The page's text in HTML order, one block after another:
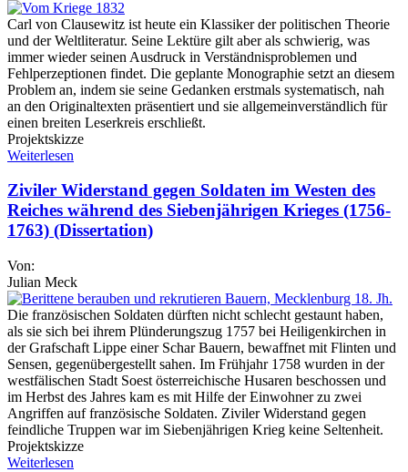
Carl von Clausewitz ist heute ein Klassiker der politischen Theorie
und der Weltliteratur. Seine Lektüre gilt aber als schwierig, was
immer wieder seinen Ausdruck in Verständnisproblemen und
Fehlperzeptionen findet. Die geplante Monographie setzt an diesem
Problem an, indem sie seine Gedanken erstmals systematisch, nah
an den Originaltexten präsentiert und sie allgemeinverständlich für
einen breiten Leserkreis erschließt.
Projektskizze
Weiterlesen
Ziviler Widerstand gegen Soldaten im Westen des
Reiches während des Siebenjährigen Krieges (1756-
1763) (Dissertation)
Von:
Julian Meck
Die französischen Soldaten dürften nicht schlecht gestaunt haben,
als sie sich bei ihrem Plünderungszug 1757 bei Heiligenkirchen in
der Grafschaft Lippe einer Schar Bauern, bewaffnet mit Flinten und
Sensen, gegenübergestellt sahen. Im Frühjahr 1758 wurden in der
westfälischen Stadt Soest österreichische Husaren beschossen und
im Herbst des Jahres kam es mit Hilfe der Einwohner zu zwei
Angriffen auf französische Soldaten. Ziviler Widerstand gegen
feindliche Truppen war im Siebenjährigen Krieg keine Seltenheit.
Projektskizze
Weiterlesen